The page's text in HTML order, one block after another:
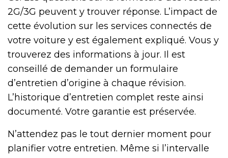
2G/3G peuvent y trouver réponse. L’impact de
cette évolution sur les services connectés de
votre voiture y est également expliqué. Vous y
trouverez des informations à jour. Il est
conseillé de demander un formulaire
d’entretien d’origine à chaque révision.
L’historique d’entretien complet reste ainsi
documenté. Votre garantie est préservée.
N’attendez pas le tout dernier moment pour
planifier votre entretien. Même si l’intervalle